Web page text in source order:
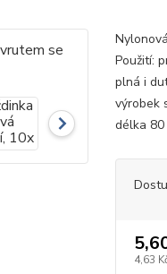
Použití:
plná i
výrobek
délka 80
4,63